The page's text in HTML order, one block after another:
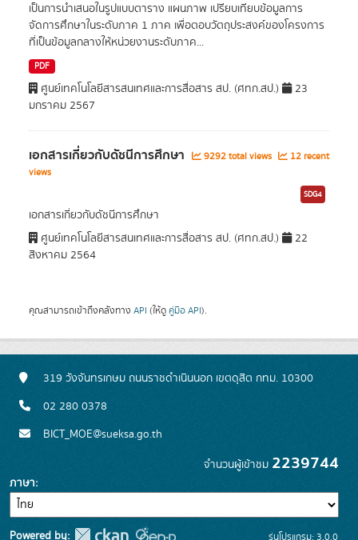
เป็นการนำเสนอในรูปแบบตาราง แผนภาพ เปรียบเทียบข้อมูลการ
จัดการศึกษาในระดับภาค 1 ภาค เพื่อตอบวัตถุประสงค์ของโครงการ
ที่เป็นข้อมูลกลางให้หน่วยงานระดับภาค...
PDF
ศูนย์เทคโนโลยีสารสนเทศและการสื่อสาร สป. (ศทก.สป.)
23
มกราคม 2567
เอกสารเกี่ยวกับดัชนีการศึกษา 9292 total views
12 recent
views
SDG4
เอกสารเกี่ยวกับดัชนีการศึกษา
ศูนย์เทคโนโลยีสารสนเทศและการสื่อสาร สป. (ศทก.สป.)
22
สิงหาคม 2564
คุณสามารถเข้าถึงคลังทาง API (ให้ดู คู่มือ API).
319 วังจันทรเกษม ถนนราชดำเนินนอก เขตดุสิต กทม. 10300
02 280 0378
BICT_MOE@sueksa.go.th
จำนวนผู้เข้าชม 2239744
ภาษา
Powered by: รุ่นโปรแกรม: 3.0.0